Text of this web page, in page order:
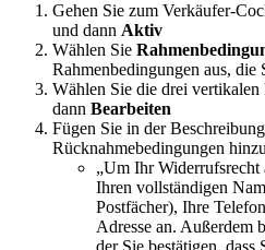
Gehen Sie zum Verkäufer-
und dann Aktiv
Wählen Sie
Rahmenbedingungen aus, die
Wählen Sie die drei
dann Bearbeiten
Fügen Sie in der
Rücknahmebedingungen
„Um Ihr Widerrufsrecht
Ihren vollständigen
Postfächer), Ihre
Adresse an. Außerdem